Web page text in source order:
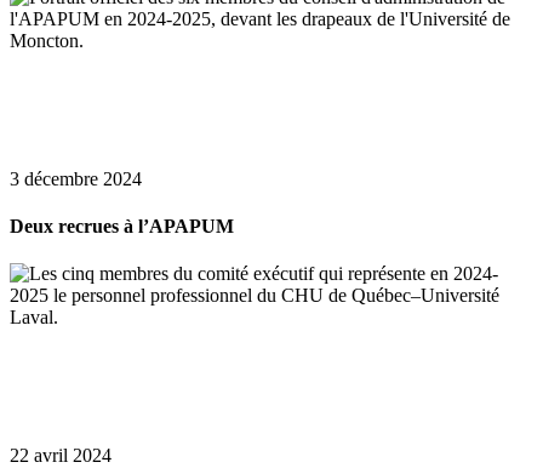
3 décembre 2024
Deux recrues à l’APAPUM
22 avril 2024